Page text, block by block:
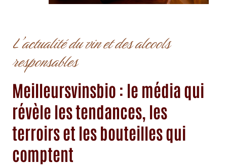
L’actualité du vin et des alcools
responsables
Meilleursvinsbio : le média qui
révèle les tendances, les
terroirs et les bouteilles qui
comptent